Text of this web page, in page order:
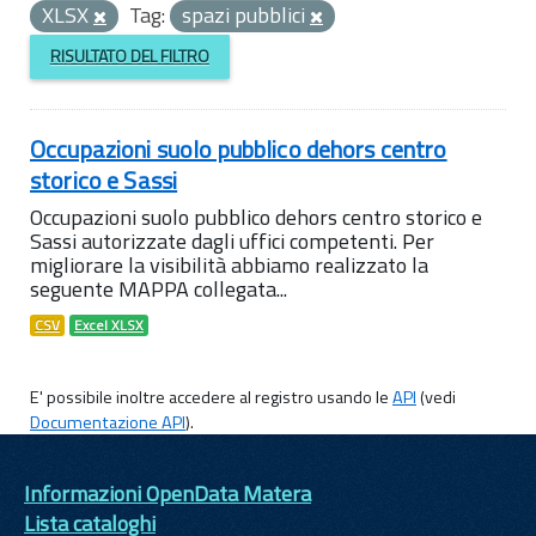
XLSX
Tag: spazi pubblici
RISULTATO DEL FILTRO
Occupazioni suolo pubblico dehors centro
storico e Sassi
Occupazioni suolo pubblico dehors centro storico e
Sassi autorizzate dagli uffici competenti. Per
migliorare la visibilità abbiamo realizzato la
seguente MAPPA collegata...
CSV Excel XLSX
E' possibile inoltre accedere al registro usando leAPI(vedi
Documentazione API).
Informazioni OpenData Matera
Lista cataloghi